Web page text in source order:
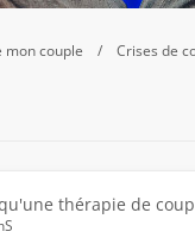
mon couple Crises de
thérapie de